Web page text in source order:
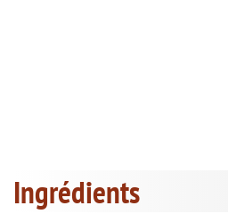
Ingrédients